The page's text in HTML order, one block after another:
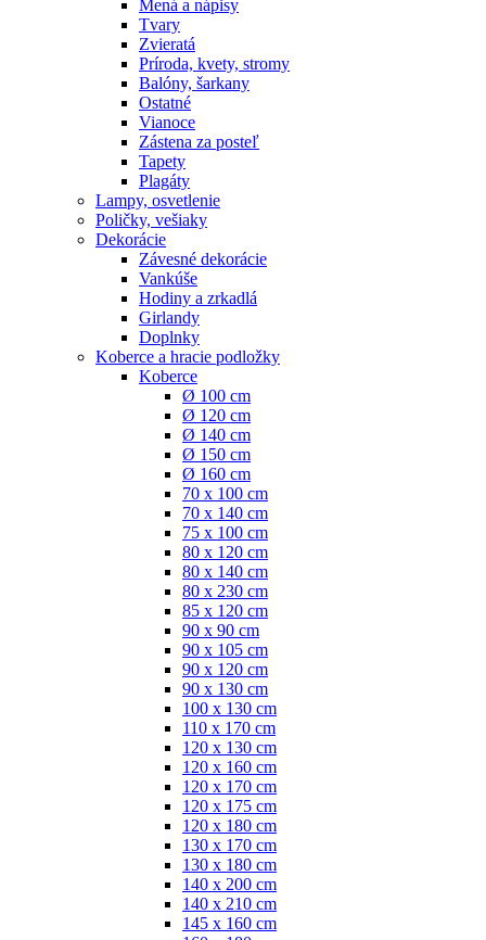
Mená a nápisy
Tvary
Zvieratá
Príroda, kvety, stromy
Balóny, šarkany
Ostatné
Vianoce
Zástena za posteľ
Tapety
Plagáty
Lampy, osvetlenie
Poličky, vešiaky
Dekorácie
Závesné dekorácie
Vankúše
Hodiny a zrkadlá
Girlandy
Doplnky
Koberce a hracie podložky
Koberce
Ø 100 cm
Ø 120 cm
Ø 140 cm
Ø 150 cm
Ø 160 cm
70 x 100 cm
70 x 140 cm
75 x 100 cm
80 x 120 cm
80 x 140 cm
80 x 230 cm
85 x 120 cm
90 x 90 cm
90 x 105 cm
90 x 120 cm
90 x 130 cm
100 x 130 cm
110 x 170 cm
120 x 130 cm
120 x 160 cm
120 x 170 cm
120 x 175 cm
120 x 180 cm
130 x 170 cm
130 x 180 cm
140 x 200 cm
140 x 210 cm
145 x 160 cm